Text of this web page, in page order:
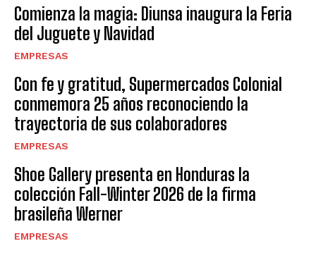
Comienza la magia: Diunsa inaugura la Feria
del Juguete y Navidad
EMPRESAS
Con fe y gratitud, Supermercados Colonial
conmemora 25 años reconociendo la
trayectoria de sus colaboradores
EMPRESAS
Shoe Gallery presenta en Honduras la
colección Fall-Winter 2026 de la firma
brasileña Werner
EMPRESAS